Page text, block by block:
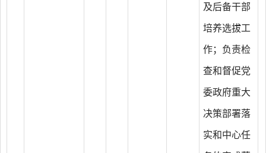
及后备干部
培养选拔工
作；负责检
查和督促党
委政府重大
决策部署落
实和中心任